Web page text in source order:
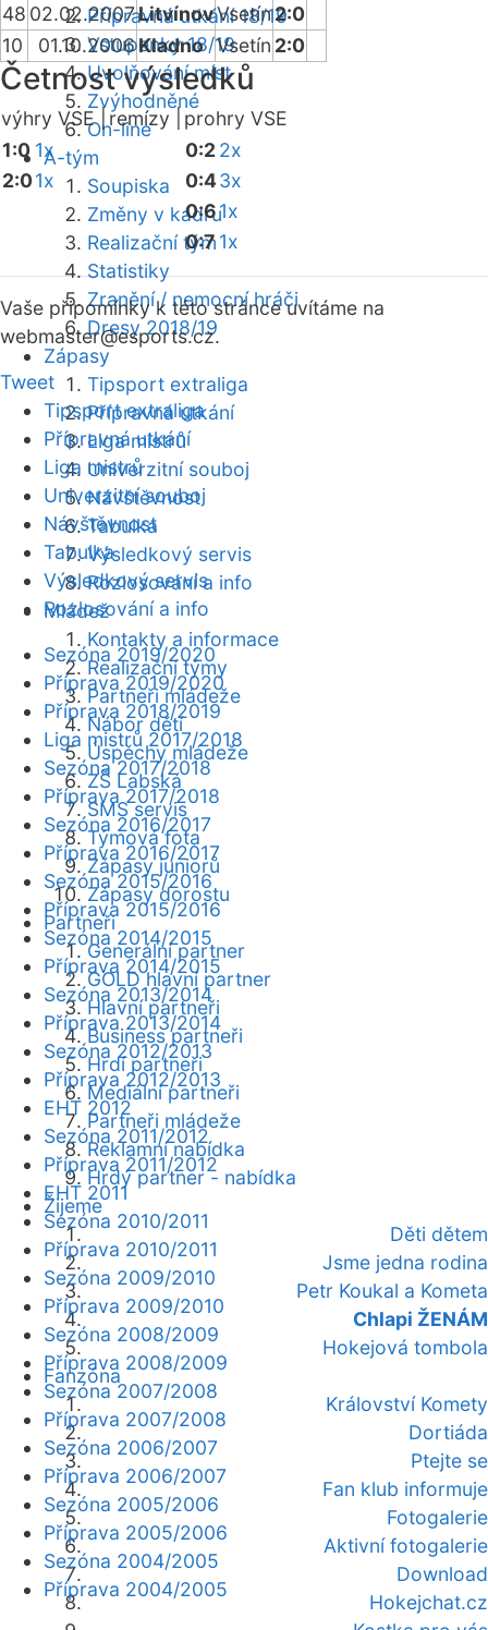
Přípravná utkání 18/19
Vstupenky 18/19
Uvolňování míst
Zvýhodněné
On-line
A-tým
Soupiska
Změny v kádru
Realizační tým
Statistiky
Zranění / nemocní hráči
Dresy 2018/19
Zápasy
Tipsport extraliga
Přípravná utkání
Liga mistrů
Univerzitní souboj
Návštěvnost
Tabulka
Výsledkový servis
Rozlosování a info
Mládež
Kontakty a informace
Realizační týmy
Partneři mládeže
Nábor dětí
Úspěchy mládeže
ZŠ Labská
SMS servis
Týmová fota
Zápasy juniorů
Zápasy dorostu
Partneři
Generální partner
GOLD hlavní partner
Hlavní partneři
Business partneři
Hrdí partneři
Mediální partneři
Partneři mládeže
Reklamní nabídka
Hrdý partner - nabídka
Žijeme
Děti dětem
Jsme jedna rodina
Petr Koukal a Kometa
Chlapi ŽENÁM
Hokejová tombola
Fanzóna
Království Komety
Dortiáda
Ptejte se
Fan klub informuje
Fotogalerie
Aktivní fotogalerie
Download
Hokejchat.cz
48 02.02.2007LitvínovVsetín2:0
10
01.10.2006Kladno Vsetín 2:0
Četnost výsledků
výhry VSE | remízy |
prohry VSE
1:0 1x
2:01x
0:22x
0:43x
0:61x
0:7 1x
Vaše připomínky k této stránce uvítáme na
webmaster@esports.cz.
Tweet
Tipsport extraliga
Přípravná utkání
Liga mistrů
Univerzitní souboj
Návštěvnost
Tabulka
Výsledkový servis
Rozlosování a info
Sezóna 2019/2020
Příprava 2019/2020
Příprava 2018/2019
Liga mistrů 2017/2018
Sezóna 2017/2018
Příprava 2017/2018
Sezóna 2016/2017
Příprava 2016/2017
Sezóna 2015/2016
Příprava 2015/2016
Sezóna 2014/2015
Příprava 2014/2015
Sezóna 2013/2014
Příprava 2013/2014
Sezóna 2012/2013
Příprava 2012/2013
EHT 2012
Sezóna 2011/2012
Příprava 2011/2012
EHT 2011
Sezóna 2010/2011
Příprava 2010/2011
Sezóna 2009/2010
Příprava 2009/2010
Sezóna 2008/2009
Příprava 2008/2009
Sezóna 2007/2008
Příprava 2007/2008
Sezóna 2006/2007
Příprava 2006/2007
Sezóna 2005/2006
Příprava 2005/2006
Sezóna 2004/2005
Příprava 2004/2005